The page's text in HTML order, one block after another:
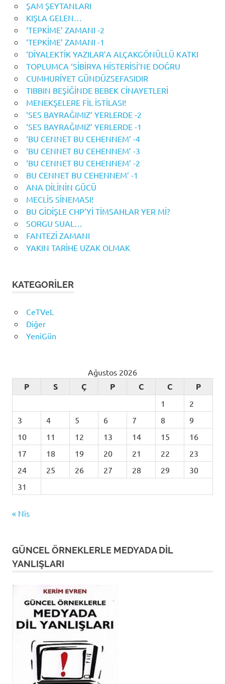
ŞAM ŞEYTANLARI
KIŞLA GELEN…
‘TEPKİME’ ZAMANI -2
‘TEPKİME’ ZAMANI -1
‘DİYALEKTİK YAZILAR’A ALÇAKGÖNÜLLÜ KATKI
TOPLUMCA ‘SİBİRYA HİSTERİSİ’NE DOĞRU
CUMHURİYET GÜNDÜZSEFASIDIR
TIBBIN BEŞİĞİNDE BEBEK CİNAYETLERİ
MENEKŞELERE FİL İSTİLASI!
‘SES BAYRAĞIMIZ’ YERLERDE -2
‘SES BAYRAĞIMIZ’ YERLERDE -1
‘BU CENNET BU CEHENNEM’ -4
‘BU CENNET BU CEHENNEM’ -3
‘BU CENNET BU CEHENNEM’ -2
BU CENNET BU CEHENNEM’ -1
ANA DİLİNİN GÜCÜ
MECLİS SİNEMASI!
BU GİDİŞLE CHP’Yİ TİMSAHLAR YER Mİ?
SORGU SUAL…
FANTEZİ ZAMANI
YAKIN TARİHE UZAK OLMAK
KATEGORILER
CeTVeL
Diğer
YeniGün
Ağustos 2026
P S Ç P C C P
1
2
3
4 5 6 7 8
9
10
11 12 13 14 15
16
17
18 19 20 21 22
23
24
25 26 27 28 29
30
31
« Nis
GÜNCEL ÖRNEKLERLE MEDYADA DİL
YANLIŞLARI